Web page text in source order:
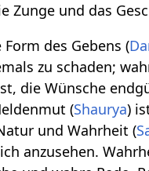
Zunge und das
des Gebens (
zu schaden;
die Wünsche
(Shaurya)
und Wahrheit (
anzusehen.